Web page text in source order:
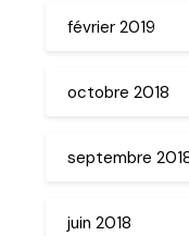
février 2019
octobre 2018
septembre
juin 2018